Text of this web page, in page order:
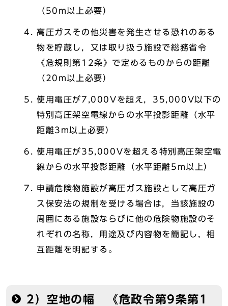
（50m以上必要）
高圧ガスその他災害を発生させる恐れのある
物を貯蔵し，又は取り扱う施設で総務省令
《危規則第12条》で定めるものからの距離
（20m以上必要）
使用電圧が7,000Vを超え，35,000V以下の
特別高圧架空電線からの水平投影距離（水平
距離3m以上必要）
使用電圧が35,000Vを超える特別高圧架空電
線からの水平投影距離（水平距離5m以上）
申請危険物施設が高圧ガス施設として高圧ガ
ス保安法の規制を受ける場合は，当該施設の
周囲にある施設ならびに他の危険物施設のそ
れぞれの名称，用途及び内容物を簡記し，相
互距離を明記する。
2）空地の幅 《危政令第9条第1